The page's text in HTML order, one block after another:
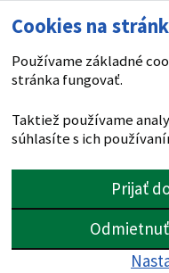
Cookies na
Používame základné
stránka fungovať.
Taktiež používame
súhlasíte s ich
Prijať